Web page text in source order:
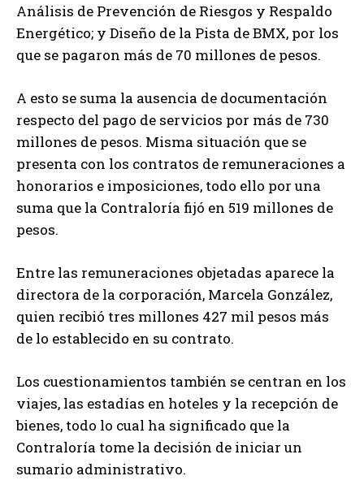
Análisis de Prevención de Riesgos y Respaldo
Energético; y Diseño de la Pista de BMX, por los
que se pagaron más de 70 millones de pesos.
A esto se suma la ausencia de documentación
respecto del pago de servicios por más de 730
millones de pesos. Misma situación que se
presenta con los contratos de remuneraciones a
honorarios e imposiciones, todo ello por una
suma que la Contraloría fijó en 519 millones de
pesos.
Entre las remuneraciones objetadas aparece la
directora de la corporación, Marcela González,
quien recibió tres millones 427 mil pesos más
de lo establecido en su contrato.
Los cuestionamientos también se centran en los
viajes, las estadías en hoteles y la recepción de
bienes, todo lo cual ha significado que la
Contraloría tome la decisión de iniciar un
sumario administrativo.